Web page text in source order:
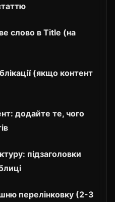
слово в Title (на
(якщо контент
додайте те, чого
підзаголовки
перелінковку (2-3